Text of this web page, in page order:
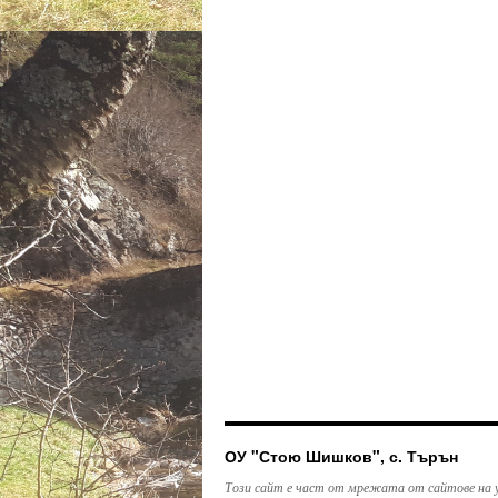
ОУ "Стою Шишков", с. Търън
Този сайт е част от мрежата от сайтове на